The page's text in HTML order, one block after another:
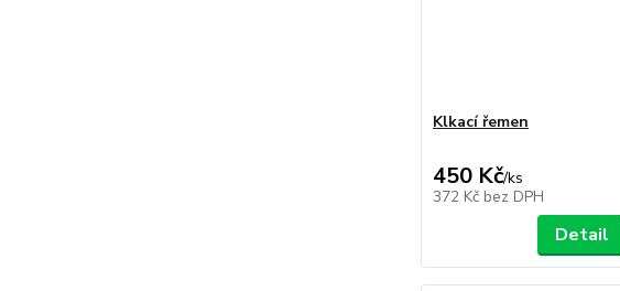
Klkací řemen
450 Kč/ks
372 Kč bez DPH
Detail